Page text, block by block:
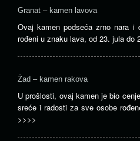
Granat – kamen lavova
Ovaj kamen podseća zrno nara i
rođeni u znaku lava, od 23. jula
Žad – kamen rakova
U prošlosti, ovaj kamen je bio
sreće i radosti za sve osobe
>>>>